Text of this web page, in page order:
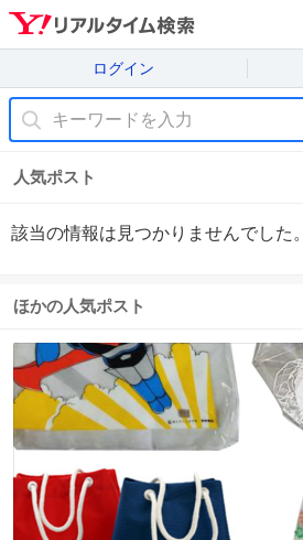
ログイン
人気ポスト
該当の情報は見つかりませんでした。
ほかの人気ポスト